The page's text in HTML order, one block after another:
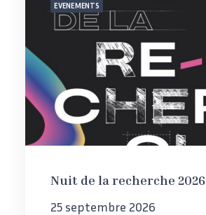
EVENEMENTS
Nuit de la recherche 2026
25 septembre 2026